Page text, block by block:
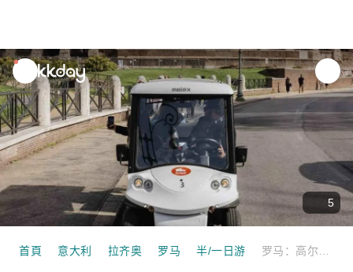
unread
notifications
5
首頁 意大利 拉齐奥 罗马 半/一日游